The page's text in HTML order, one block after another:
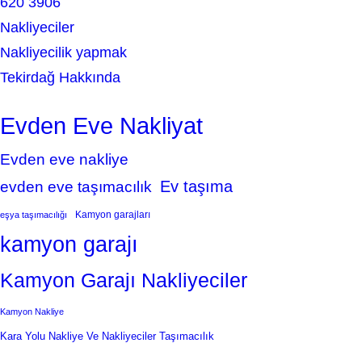
Nakliyeciler
Nakliyecilik yapmak
Tekirdağ Hakkında
Evden Eve Nakliyat
Evden eve nakliye
evden eve taşımacılık Ev taşıma
eşya taşımacılığı Kamyon garajları
kamyon garajı
Kamyon Garajı Nakliyeciler
Kamyon Nakliye
Kara Yolu Nakliye Ve Nakliyeciler Taşımacılık